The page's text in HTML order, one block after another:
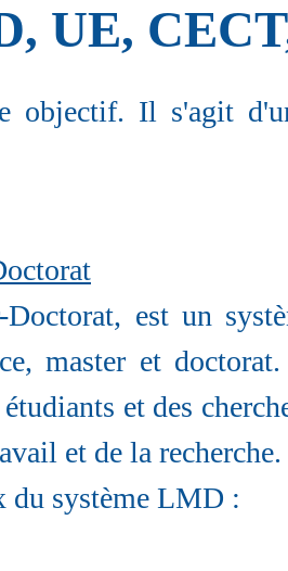
UE,
objectif. Il s'agit
est un
master et
et des
et de la recherche.
du système LMD :